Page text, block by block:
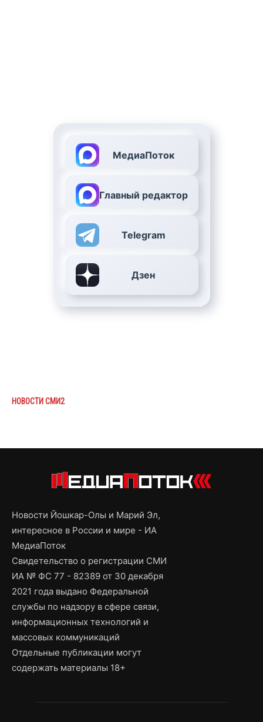
МедиаПоток
Главный редактор
Telegram
Дзен
НОВОСТИ СМИ2
Новости Йошкар-Олы и Марий Эл,
интересное в России и мире - ИА
МедиаПоток
Свидетельство о регистрации СМИ
ИА № ФС 77 - 82389 от 30 декабря
2021 года выдано Федеральной
службы по надзору в сфере связи,
информационных технологий и
массовых коммуникаций
Отдельные публикации могут
содержать материалы 18+